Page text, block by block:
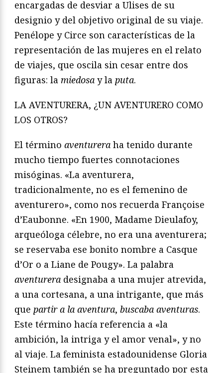
encargadas de desviar a Ulises de su
designio y del objetivo original de su viaje.
Penélope y Circe son características de la
representación de las mujeres en el relato
de viajes, que oscila sin cesar entre dos
figuras: la miedosa y la puta.
LA AVENTURERA, ¿UN AVENTURERO COMO
LOS OTROS?
El término aventurera ha tenido durante
mucho tiempo fuertes connotaciones
misóginas. «La aventurera,
tradicionalmente, no es el femenino de
aventurero», como nos recuerda Françoise
d’Eaubonne. «En 1900, Madame Dieulafoy,
arqueóloga célebre, no era una aventurera;
se reservaba ese bonito nombre a Casque
d’Or o a Liane de Pougy». La palabra
aventurera designaba a una mujer atrevida,
a una cortesana, a una intrigante, que más
que partir a la aventura, buscaba aventuras.
Este término hacía referencia a «la
ambición, la intriga y el amor venal», y no
al viaje. La feminista estadounidense Gloria
Steinem también se ha preguntado por esta